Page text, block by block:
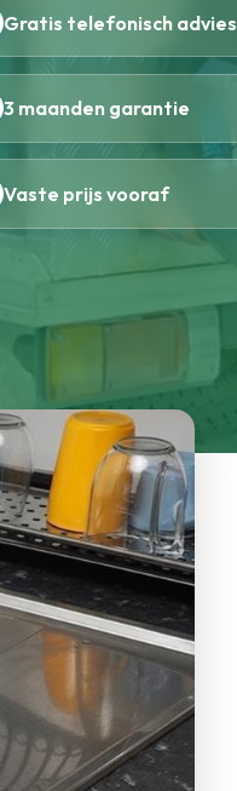
Gratis telefonisch advies
3 maanden garantie
Vaste prijs vooraf